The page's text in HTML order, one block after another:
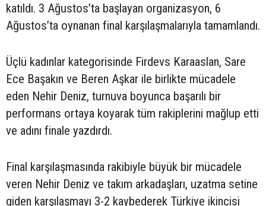
katıldı. 3 Ağustos’ta başlayan organizasyon, 6
Ağustos’ta oynanan final karşılaşmalarıyla tamamlandı.
Üçlü kadınlar kategorisinde Firdevs Karaaslan, Sare
Ece Başakın ve Beren Aşkar ile birlikte mücadele
eden Nehir Deniz, turnuva boyunca başarılı bir
performans ortaya koyarak tüm rakiplerini mağlup etti
ve adını finale yazdırdı.
Final karşılaşmasında rakibiyle büyük bir mücadele
veren Nehir Deniz ve takım arkadaşları, uzatma setine
giden karşılaşmayı 3-2 kaybederek Türkiye ikincisi